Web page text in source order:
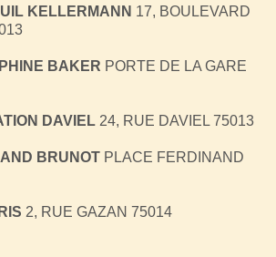
KELLERMANN 17, BOULEVARD
BAKER PORTE DE LA GARE
DAVIEL 24, RUE DAVIEL 75013
BRUNOT PLACE FERDINAND
2, RUE GAZAN 75014